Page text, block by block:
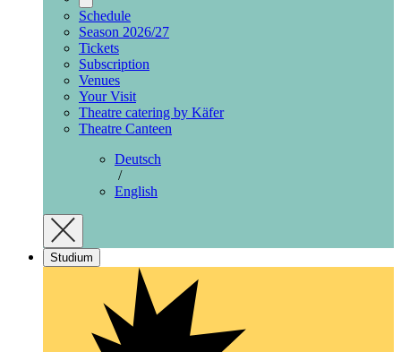
Schedule
Season 2026/27
Tickets
Subscription
Venues
Your Visit
Theatre catering by Käfer
Theatre Canteen
Deutsch
/
English
Studium